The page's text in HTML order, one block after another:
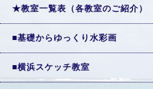
★教室一覧表（各教室のご紹介）
■基礎からゆっくり水彩画
■横浜スケッチ教室